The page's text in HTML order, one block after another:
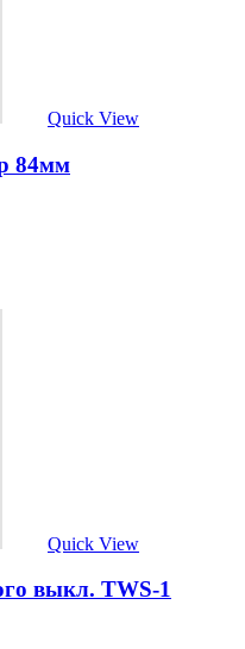
Quick View
84мм
Quick View
выкл. TWS-1